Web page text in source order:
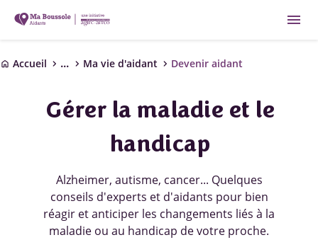
menu
home Accueil chevron_right ... chevron_right Ma vie d'aidant chevron_right Devenir aidant
Gérer la maladie et le
handicap
Alzheimer, autisme, cancer... Quelques
conseils d'experts et d'aidants pour bien
réagir et anticiper les changements liés à la
maladie ou au handicap de votre proche.